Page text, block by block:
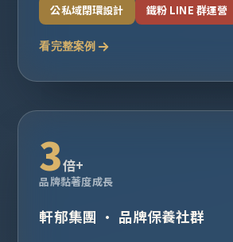
公私域閉環設計 鐵粉 LINE 群運營
看完整案例
3倍+
品牌黏著度成長
軒郁集團 · 品牌保養社群